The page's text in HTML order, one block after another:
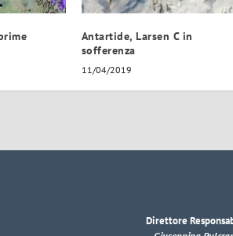
Antartide, Larsen C in
sofferenza
11/04/2019
Direttore